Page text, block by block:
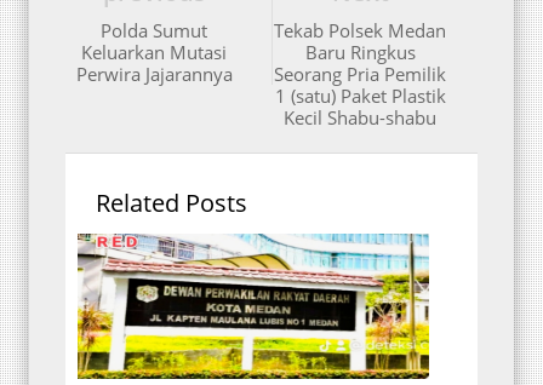
Tekab Polsek Medan
Baru Ringkus
Seorang Pria Pemilik
1 (satu) Paket Plastik
Kecil Shabu-shabu
Polda Sumut
Keluarkan Mutasi
Perwira Jajarannya
Related Posts